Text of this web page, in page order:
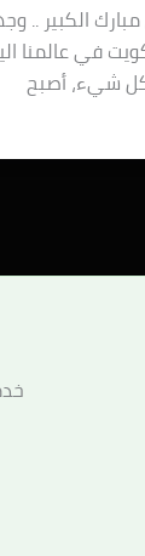
الكبير ..
في عالمنا
شيء، أصبح